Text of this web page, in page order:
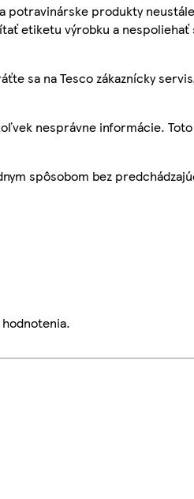
potravinárske produkty
etiketu výrobku a nespoliehať
sa na Tesco zákaznícky
nesprávne informácie.
spôsobom bez